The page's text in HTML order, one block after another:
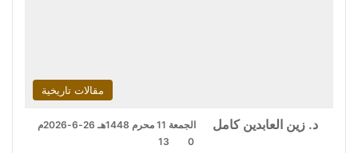
مقالات تاريخية
د. زين العابدين كامل
الجمعة 11 محرم 1448هـ 26-6-2026م
0
13